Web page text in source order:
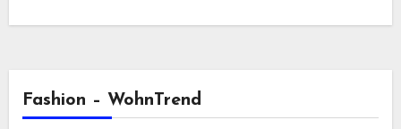
Fashion – WohnTrend